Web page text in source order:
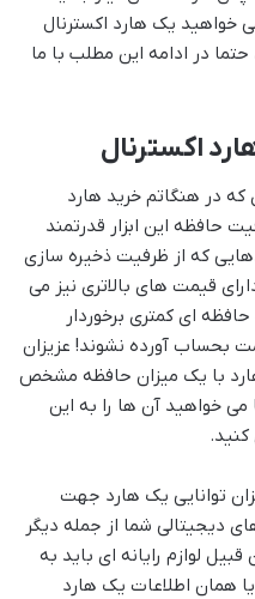
خواهید یک هارد اکسترنال
حتما در ادامه این مطلب با ما
اکسترنال
در هنگاتم خرید هارد
حافظه این ابزار قدرتمند
که از ظرفیت ذخیره سازی
قیمت های بالاتری نیز می
ای کمتری برخوردار
بحساب آورده نشوند! عزیزان
با یک میزان حافظه مشخص
می خواهید آن ها را به این
توانایی یک هارد جهت
دیجیتالی شما از جمله دیگر
لوازم رایانه ای باید به
همان اطلاعات یک هارد